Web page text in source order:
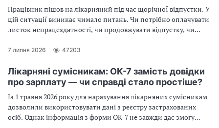
Працівник пішов на лікарняний під час щорічної відпустки. У
цій ситуації виникає чимало питань. Чи потрібно оплачувати
листок непрацездатності, чи продовжувати відпустку, чи
оплати відпустки через лікарняний чи ні. Розгляньмо
7 липня 2026 47203
Лікарняні сумісникам: ОК-7 замість довідки
про зарплату — чи справді стало простіше?
Із 1 травня 2026 року для нарахування лікарняних сумісникам
дозволили використовувати дані з реєстру застрахованих
осіб. Однак інформація з форми ОК-7 не завжди дає змогу